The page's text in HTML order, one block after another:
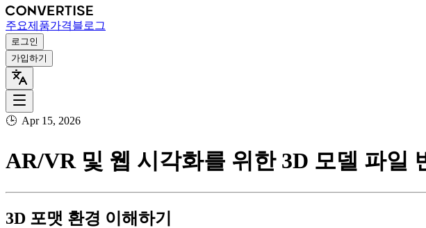
주요제품가격블로그
로그인
가입하기
🕒 Apr 15, 2026
AR/VR 및 웹 시각화를 위한 3D 모델 파일
3D 포맷 환경 이해하기